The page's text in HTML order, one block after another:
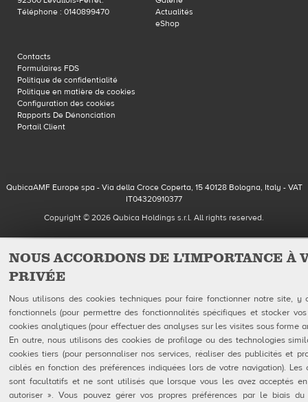
NOUS ACCORDONS DE L'IMPORTANCE À
PRIVÉE
Nous utilisons des cookies techniques pour faire fonctionner notre site, y
fonctionnels (pour permettre des fonctionnalités spécifiques et stocker
cookies analytiques (pour effectuer des analyses sur les visites sous forme
En outre, nous utilisons des cookies de profilage ou des technologies
cookies tiers (pour personnaliser nos services, réaliser des publicités et
ciblés en fonction des préférences indiquées lors de votre navigation). Les
sont facultatifs et ne sont utilisés que lorsque vous les avez acceptés
autoriser ». Vous pouvez gérer vos propres préférences par le biais
Téléphone : 0140899470
Actualités
eShop
Contacts
Formulaires FDS
Politique de confidentialité
Politique en matière de cookies
Configuration des cookies
Rapports De Dénonciation
Portail Client
QubicaAMF Europe spa - Via della Croce Coperta, 15 40128 Bologna, Italy - VAT
IT04320910377
Copyright © 2026 Qubica Holdings s.r.l. All rights reserved.